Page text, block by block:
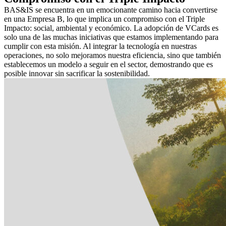
BAS&IS se encuentra en un emocionante camino hacia convertirse
en una Empresa B, lo que implica un compromiso con el Triple
Impacto: social, ambiental y económico. La adopción de VCards es
solo una de las muchas iniciativas que estamos implementando para
cumplir con esta misión. Al integrar la tecnología en nuestras
operaciones, no solo mejoramos nuestra eficiencia, sino que también
establecemos un modelo a seguir en el sector, demostrando que es
posible innovar sin sacrificar la sostenibilidad.